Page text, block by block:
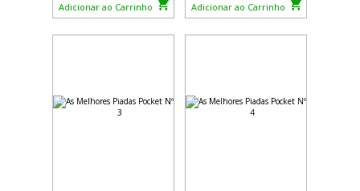
Adicionar ao Carrinho Adicionar ao Carrinho